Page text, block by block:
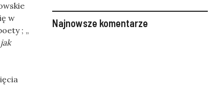
w
; „
Najnowsze komentarze